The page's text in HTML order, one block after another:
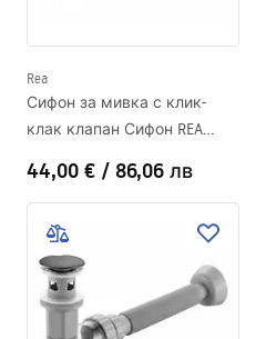
Rea
Сифон за мивка с клик-
клак клапан Сифон REA
44,00 € / 86,06 лв